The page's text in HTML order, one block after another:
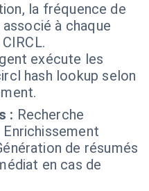
la fréquence de
à chaque
exécute les
hash lookup selon
: Recherche
de résumés
en cas de